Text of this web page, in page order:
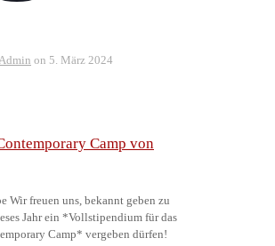
on 5. März 2024
Camp von
Wir freuen uns, bekannt geben zu
Jahr ein *Vollstipendium für das
Camp* vergeben dürfen!